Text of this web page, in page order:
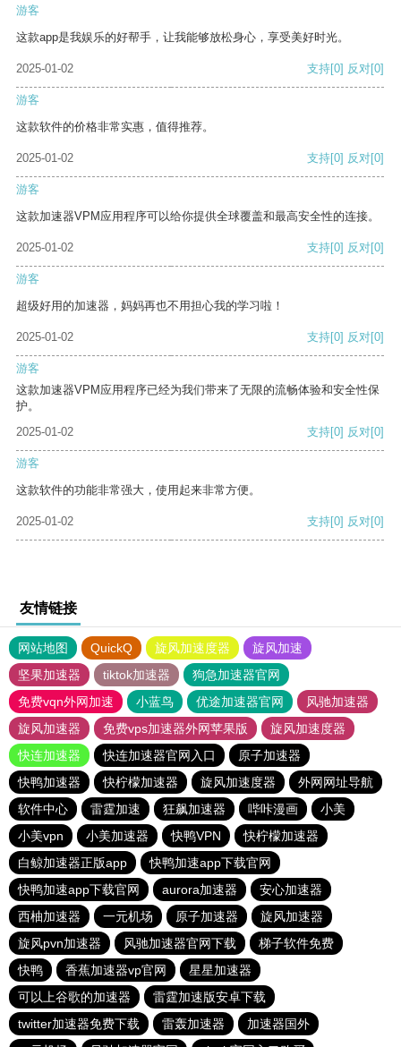
游客
这款app是我娱乐的好帮手，让我能够放松身心，享受美好时光。
2025-01-02 支持[0] 反对[0]
游客
这款软件的价格非常实惠，值得推荐。
2025-01-02 支持[0] 反对[0]
游客
这款加速器VPM应用程序可以给你提供全球覆盖和最高安全性的连接。
2025-01-02 支持[0] 反对[0]
游客
超级好用的加速器，妈妈再也不用担心我的学习啦！
2025-01-02 支持[0] 反对[0]
游客
这款加速器VPM应用程序已经为我们带来了无限的流畅体验和安全性保
护。
2025-01-02
支持[0] 反对[0]
游客
这款软件的功能非常强大，使用起来非常方便。
2025-01-02 支持[0] 反对[0]
友情链接
网站地图 QuickQ 旋风加速度器
旋风加速
坚果加速器
tiktok加速器
狗急加速器官网
免费vqn外网加速
小蓝鸟 优途加速器官网
风驰加速器
旋风加速器
免费vps加速器外网苹果版
旋风加速度器
快连加速器
快连加速器官网入口
原子加速器
快鸭加速器
快柠檬加速器 旋风加速度器
外网网址导航
软件中心
雷霆加速 狂飙加速器 哔咔漫画
小美
小美vpn
小美加速器 快鸭VPN
快柠檬加速器
白鲸加速器正版app
快鸭加速app下载官网
快鸭加速app下载官网
aurora加速器
安心加速器
西柚加速器
一元机场 原子加速器
旋风加速器
旋风pvn加速器
风驰加速器官网下载
梯子软件免费
快鸭
香蕉加速器vp官网
星星加速器
可以上谷歌的加速器
雷霆加速版安卓下载
twitter加速器免费下载
雷轰加速器
加速器国外